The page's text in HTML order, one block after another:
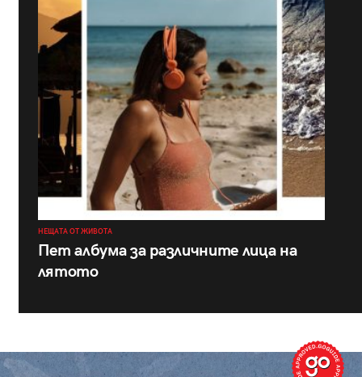
НЕЩАТА ОТ ЖИВОТА
Пет албума за различните лица на
лятото